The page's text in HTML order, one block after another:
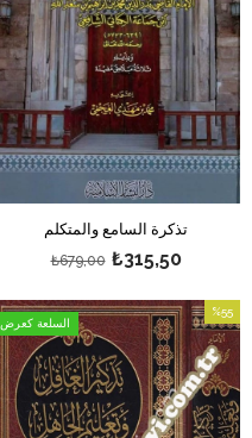
تذكرة السامع والمتكلم
₺315,50
₺679,00
%55
بيع
%55بيع
السلعة كعرض